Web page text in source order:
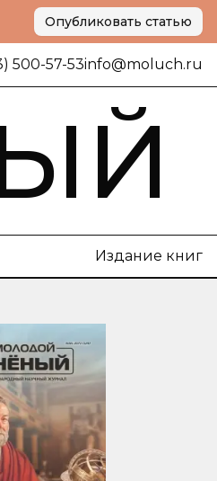
Опубликовать статью
500-57-53info@moluch.ru
Издание книг